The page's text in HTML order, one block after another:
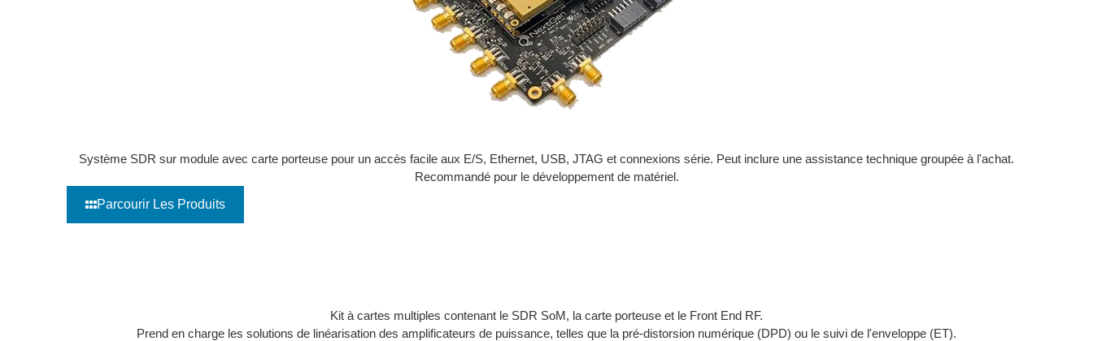
Système SDR sur module avec carte porteuse pour un accès facile aux E/S, Ethernet, USB, JTAG et connexions série. Peut inclure une assistance technique groupée à l'achat.
Recommandé pour le développement de matériel.
Parcourir Les Produits
Kit à cartes multiples contenant le SDR SoM, la carte porteuse et le Front End RF.
Prend en charge les solutions de linéarisation des amplificateurs de puissance, telles que la pré-distorsion numérique (DPD) ou le suivi de l'enveloppe (ET).